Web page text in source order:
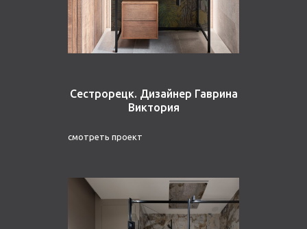
Сестрорецк. Дизайнер Гаврина
Виктория
смотреть проект